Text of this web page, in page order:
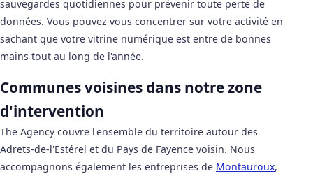
sauvegardes quotidiennes pour prévenir toute perte de
données. Vous pouvez vous concentrer sur votre activité en
sachant que votre vitrine numérique est entre de bonnes
mains tout au long de l'année.
Communes voisines dans notre zone
d'intervention
The Agency couvre l'ensemble du territoire autour des
Adrets-de-l'Estérel et du Pays de Fayence voisin. Nous
accompagnons également les entreprises de Montauroux,